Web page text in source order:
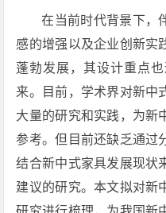
在当前时代背景下，
感的增强以及企业创新实
蓬勃发展，其设计重点
来。目前，学术界对新中
大量的研究和实践，为新
参考。但目前还缺乏通过
结合新中式家具发展现状
建议的研究。本文拟对新